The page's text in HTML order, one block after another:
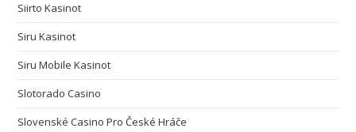
Siirto Kasinot
Siru Kasinot
Siru Mobile Kasinot
Slotorado Casino
Slovenské Casino Pro České Hráče